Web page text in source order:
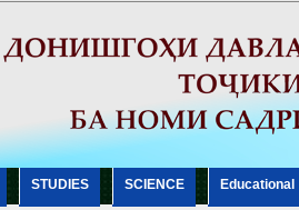
STUDIES SCIENCE Еducational